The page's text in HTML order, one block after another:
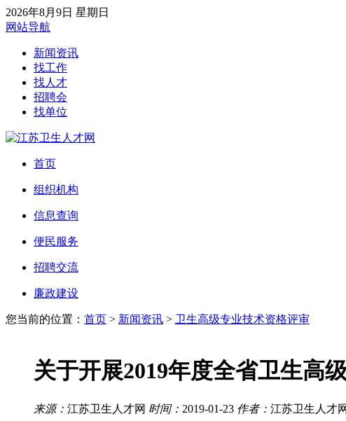
2026年8月9日 星期日
网站导航
新闻资讯
找工作
找人才
招聘会
找单位
首页
组织机构
信息查询
便民服务
招聘交流
廉政建设
您当前的位置： 首页 > 新闻资讯 > 卫生高级专业技术资格评审
关于开展2019年度全省卫生高
来源： 江苏卫生人才网 时间： 2019-01-23 作者： 江苏卫生人才网